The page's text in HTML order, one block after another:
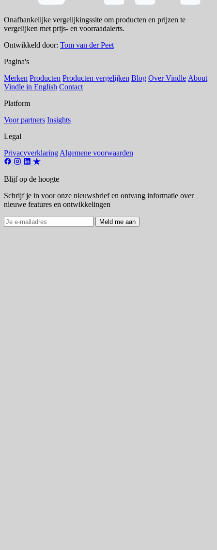
Onafhankelijke vergelijkingssite om producten en prijzen te
vergelijken met prijs- en voorraadalerts.
Ontwikkeld door: Tom van der Peet
Pagina's
Merken Producten Producten vergelijken Blog Over Vindle About
Vindle in English Contact
Platform
Voor partners Insights
Legal
Privacyverklaring Algemene voorwaarden
Blijf op de hoogte
Schrijf je in voor onze nieuwsbrief en ontvang informatie over
nieuwe features en ontwikkelingen
Meld me aan